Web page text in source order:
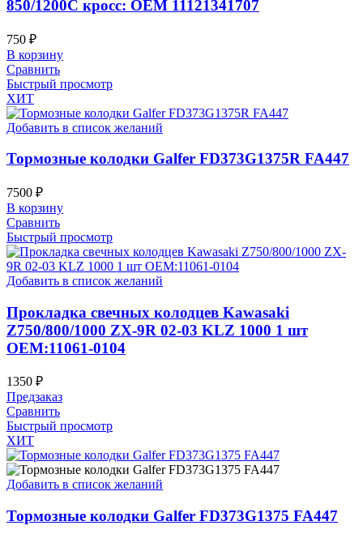
850/1200C кросс: OEM 11121341707
750 ₽
В корзину
Сравнить
Быстрый просмотр
ХИТ
Добавить в список желаний
Тормозные колодки Galfer FD373G1375R FA447
7500 ₽
В корзину
Сравнить
Быстрый просмотр
Добавить в список желаний
Прокладка свечных колодцев Kawasaki
Z750/800/1000 ZX-9R 02-03 KLZ 1000 1 шт
OEM:11061-0104
1350 ₽
Предзаказ
Сравнить
Быстрый просмотр
ХИТ
Добавить в список желаний
Тормозные колодки Galfer FD373G1375 FA447